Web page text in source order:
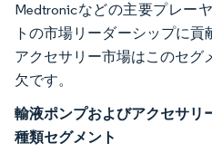
Medtronicなどの主要プレー
トの市場リーダーシップに
アクセサリー市場はこのセグ
欠です。
輸液ポンプおよびアクセサリ
種類セグメント